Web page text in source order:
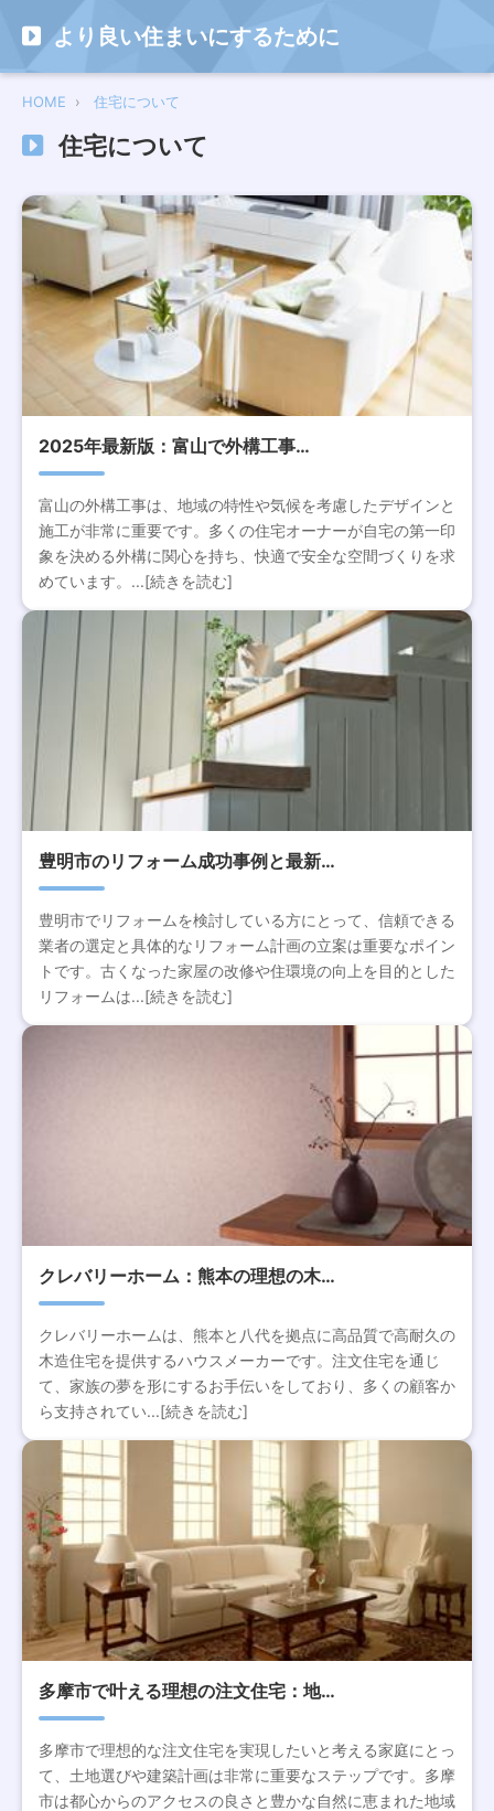
より良い住まいにするために
HOME 住宅について
住宅について
2025年最新版：富山で外構工事…
富山の外構工事は、地域の特性や気候を考慮したデザインと
施工が非常に重要です。多くの住宅オーナーが自宅の第一印
象を決める外構に関心を持ち、快適で安全な空間づくりを求
めています。...[続きを読む]
豊明市のリフォーム成功事例と最新…
豊明市でリフォームを検討している方にとって、信頼できる
業者の選定と具体的なリフォーム計画の立案は重要なポイン
トです。古くなった家屋の改修や住環境の向上を目的とした
リフォームは...[続きを読む]
クレバリーホーム：熊本の理想の木…
クレバリーホームは、熊本と八代を拠点に高品質で高耐久の
木造住宅を提供するハウスメーカーです。注文住宅を通じ
て、家族の夢を形にするお手伝いをしており、多くの顧客か
ら支持されてい...[続きを読む]
多摩市で叶える理想の注文住宅：地…
多摩市で理想的な注文住宅を実現したいと考える家庭にとっ
て、土地選びや建築計画は非常に重要なステップです。多摩
市は都心からのアクセスの良さと豊かな自然に恵まれた地域